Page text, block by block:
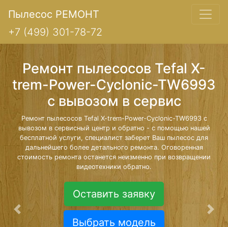
Пылесос РЕМОНТ
+7 (499) 301-78-72
Ремонт пылесосов Tefal X-
trem-Power-Cyclonic-TW6993
с вывозом в сервис
Ремонт пылесосов Tefal X-trem-Power-Cyclonic-TW6993 с
вывозом в сервисный центр и обратно - с помощью нашей
бесплатной услуги, специалист заберет Ваш пылесос для
дальнейшего более детального ремонта. Оговоренная
стоимость ремонта останется неизменно при возвращении
видеотехники обратно.
Оставить заявку
Выбрать модель
Предыдущая